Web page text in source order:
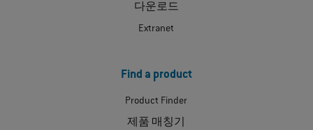
다운로드
Extranet
Find a product
Product Finder
제품 매칭기